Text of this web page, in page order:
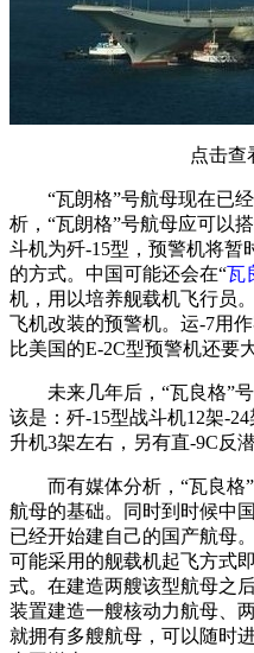
点击查
“瓦朗格”号航母现在已经
析，“瓦朗格”号航母应可以
斗机为歼-15型，预警机将暂
的方式。中国可能还会在“瓦
机，用以培养舰载机飞行员
飞机改装的预警机。运-7用
比美国的E-2C型预警机还要大
未来几年后，“瓦良格”号
该是：歼-15型战斗机12架-
升机3架左右，另有直-9C反
而有媒体分析，“瓦良格”
航母的基础。同时到时候中
已经开始建自己的国产航母
可能采用的舰载机起飞方式
式。在建造两艘该型航母之
装置建造一艘核动力航母、
就拥有多艘航母，可以随时